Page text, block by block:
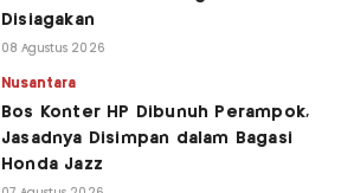
Disiagakan
08 Agustus 2026
Nusantara
Bos Konter HP Dibunuh Perampok,
Jasadnya Disimpan dalam Bagasi
Honda Jazz